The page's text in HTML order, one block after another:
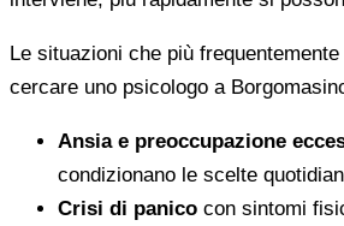
Le situazioni che più
cercare uno psicologo a
Ansia e preoccupazione
condizionano le scelte
Crisi di panico con sintomi